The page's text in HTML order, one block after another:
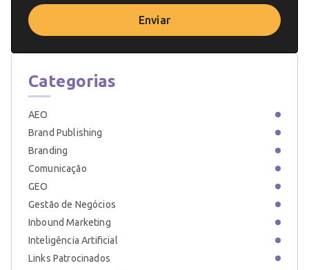
Enviar
Categorias
AEO
Brand Publishing
Branding
Comunicação
GEO
Gestão de Negócios
Inbound Marketing
Inteligência Artificial
Links Patrocinados